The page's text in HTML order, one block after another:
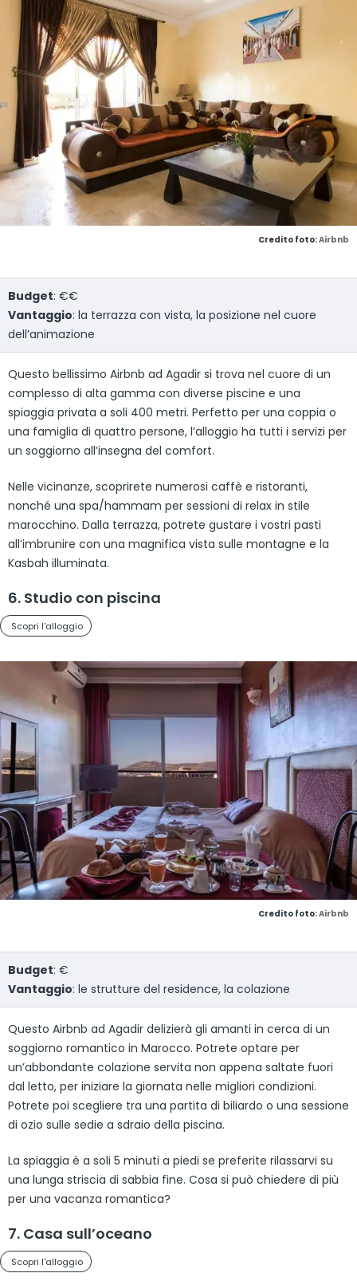
Credito foto:Airbnb
Budget: €€
Vantaggio: la terrazza con vista, la posizione nel cuore
dell’animazione
Questo bellissimo Airbnb ad Agadir si trova nel cuore di un
complesso di alta gamma con diverse piscine e una
spiaggia privata a soli 400 metri. Perfetto per una coppia o
una famiglia di quattro persone, l’alloggio ha tutti i servizi per
un soggiorno all’insegna del comfort.
Nelle vicinanze, scoprirete numerosi caffè e ristoranti,
nonché una spa/hammam per sessioni di relax in stile
marocchino. Dalla terrazza, potrete gustare i vostri pasti
all’imbrunire con una magnifica vista sulle montagne e la
Kasbah illuminata.
6. Studio con piscina
Scopri l'alloggio
Credito foto:Airbnb
Budget: €
Vantaggio: le strutture del residence, la colazione
Questo Airbnb ad Agadir delizierà gli amanti in cerca di un
soggiorno romantico in Marocco. Potrete optare per
un’abbondante colazione servita non appena saltate fuori
dal letto, per iniziare la giornata nelle migliori condizioni.
Potrete poi scegliere tra una partita di biliardo o una sessione
di ozio sulle sedie a sdraio della piscina.
La spiaggia è a soli 5 minuti a piedi se preferite rilassarvi su
una lunga striscia di sabbia fine. Cosa si può chiedere di più
per una vacanza romantica?
7. Casa sull’oceano
Scopri l'alloggio